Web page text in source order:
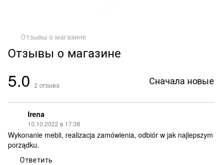
Отзывы о магазине
Отзывы о магазине
5.0 2 отзыва Сначала новые
Irena
10.10.2022 в 17:38
Wykonanie mebli, realizacja zamówienia, odbiór w jak najlepszym
porządku.
Ответить